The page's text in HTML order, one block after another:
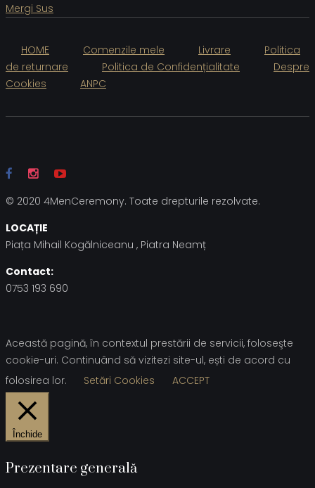
Mergi Sus
HOME Comenzile mele Livrare
Politica
de returnare
Politica de Confidențialitate
Despre
Cookies
ANPC
© 2020 4MenCeremony. Toate drepturile rezolvate.
LOCAȚIE
Piața Mihail Kogălniceanu , Piatra Neamț
Contact:
0753 193 690
Această pagină, în contextul prestării de servicii, foloseşte
cookie-uri. Continuând să vizitezi site-ul, ești de acord cu
folosirea lor.
Setări Cookies ACCEPT
Închide
Prezentare generală